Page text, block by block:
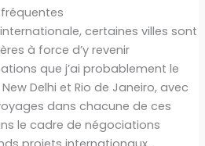
certaines villes sont
à force d’y revenir
que j’ai probablement le
Delhi et Rio de Janeiro, avec
dans chacune de ces
le cadre de négociations